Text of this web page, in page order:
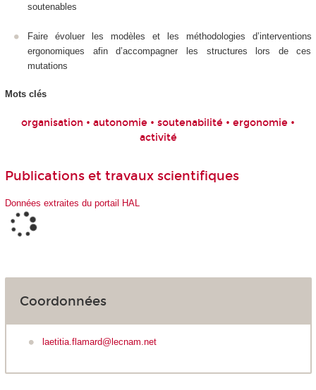
soutenables
Faire évoluer les modèles et les méthodologies d’interventions
ergonomiques afin d’accompagner les structures lors de ces
mutations
Mots clés
organisation • autonomie • soutenabilité • ergonomie •
activité
Publications et travaux scientifiques
Données extraites du portail HAL
Coordonnées
laetitia.flamard@lecnam.net